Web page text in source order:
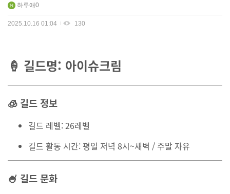
게
판
하루애0
2025.10.16 01:04 130
🍦 길드명: 아이슈크림
🧊 길드 정보
길드 레벨:26레벨
길드 활동 시간: 평일 저녁 8시~새벽 / 주말 자유
🍧 길드 문화